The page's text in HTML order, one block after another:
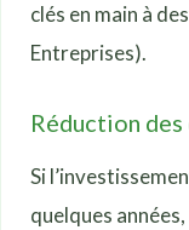
clés en main à
Entreprises).
Réduction
Si
quelques